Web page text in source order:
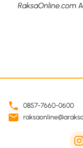
RaksaOnline.com
0857-7660-0600